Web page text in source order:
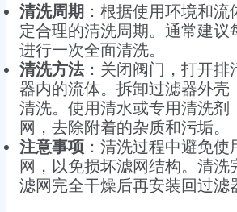
清洗周期 ：根据使用环境和
定合理的清洗周期。通常建议
进行一次全面清洗。
清洗方法：关闭阀门，打开排
器内的流体。拆卸过滤器外壳
清洗。使用清水或专用清洗剂
网，去除附着的杂质和污垢。
注意事项：清洗过程中避免使
网，以免损坏滤网结构。清洗
滤网完全干燥后再安装回过滤